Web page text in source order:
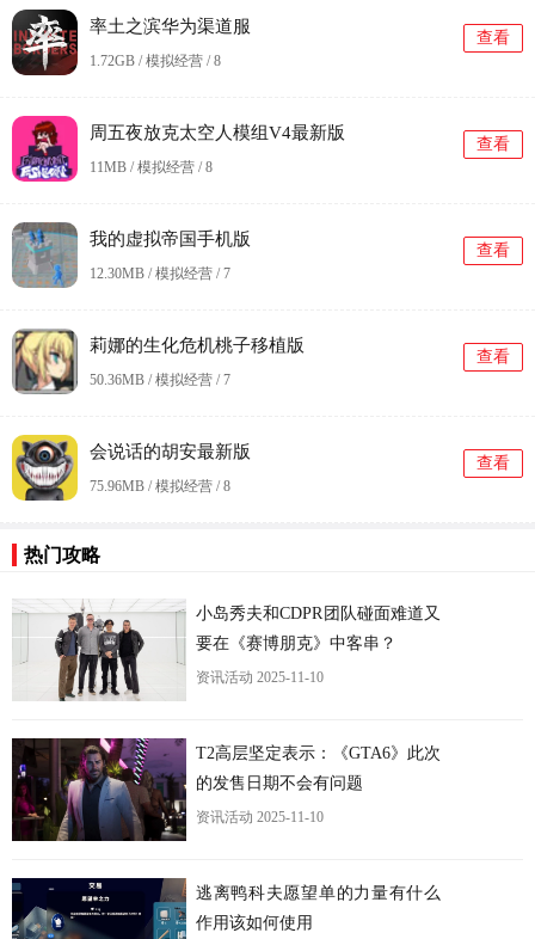
率土之滨华为渠道服
1.72GB / 模拟经营 /8
查看
周五夜放克太空人模组V4最新版
11MB / 模拟经营 /8
查看
我的虚拟帝国手机版
12.30MB / 模拟经营 /7
查看
莉娜的生化危机桃子移植版
50.36MB / 模拟经营 /7
查看
会说话的胡安最新版
75.96MB / 模拟经营 /8
查看
热门攻略
小岛秀夫和CDPR团队碰面难道又
要在《赛博朋克》中客串？
资讯活动 2025-11-10
T2高层坚定表示：《GTA6》此次
的发售日期不会有问题
资讯活动 2025-11-10
逃离鸭科夫愿望单的力量有什么
作用该如何使用